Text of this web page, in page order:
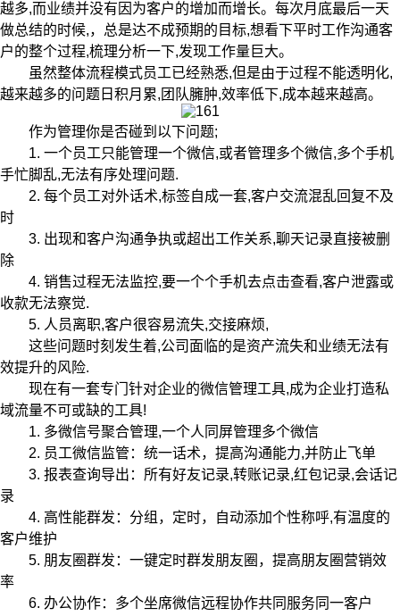
越多,而业绩并没有因为客户的增加而增长。每次月底最后一天
做总结的时候,，总是达不成预期的目标,想看下平时工作沟通客
户的整个过程,梳理分析一下,发现工作量巨大。
虽然整体流程模式员工已经熟悉,但是由于过程不能透明化,
越来越多的问题日积月累,团队臃肿,效率低下,成本越来越高。
作为管理你是否碰到以下问题;
1. 一个员工只能管理一个微信,或者管理多个微信,多个手机
手忙脚乱,无法有序处理问题.
2. 每个员工对外话术,标签自成一套,客户交流混乱回复不及
时
3. 出现和客户沟通争执或超出工作关系,聊天记录直接被删
除
4. 销售过程无法监控,要一个个手机去点击查看,客户泄露或
收款无法察觉.
5. 人员离职,客户很容易流失,交接麻烦,
这些问题时刻发生着,公司面临的是资产流失和业绩无法有
效提升的风险.
现在有一套专门针对企业的微信管理工具,成为企业打造私
域流量不可或缺的工具!
1. 多微信号聚合管理,一个人同屏管理多个微信
2. 员工微信监管：统一话术，提高沟通能力,并防止飞单
3. 报表查询导出：所有好友记录,转账记录,红包记录,会话记
录
4. 高性能群发：分组，定时，自动添加个性称呼,有温度的
客户维护
5. 朋友圈群发：一键定时群发朋友圈，提高朋友圈营销效
率
6. 办公协作：多个坐席微信远程协作共同服务同一客户